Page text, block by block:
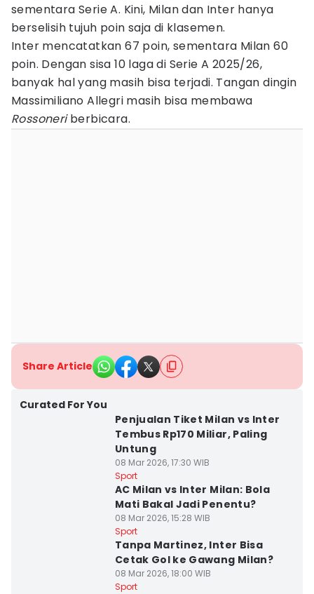
sementara Serie A. Kini, Milan dan Inter hanya
berselisih tujuh poin saja di klasemen.
Inter mencatatkan 67 poin, sementara Milan 60
poin. Dengan sisa 10 laga di Serie A 2025/26,
banyak hal yang masih bisa terjadi. Tangan dingin
Massimiliano Allegri masih bisa membawa
Rossoneriberbicara.
Share Article
Curated For You
Penjualan Tiket Milan vs Inter
Tembus Rp170 Miliar, Paling
Untung
08 Mar 2026, 17:30 WIB
Sport
AC Milan vs Inter Milan: Bola
Mati Bakal Jadi Penentu?
08 Mar 2026, 15:28 WIB
Sport
Tanpa Martinez, Inter Bisa
Cetak Gol ke Gawang Milan?
08 Mar 2026, 18:00 WIB
Sport